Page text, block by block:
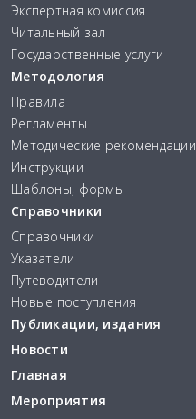
Экспертная комиссия
Читальный зал
Государственные услуги
Методология
Правила
Регламенты
Методические рекомендации
Инструкции
Шаблоны, формы
Справочники
Справочники
Указатели
Путеводители
Новые поступления
Публикации, издания
Новости
Главная
Мероприятия